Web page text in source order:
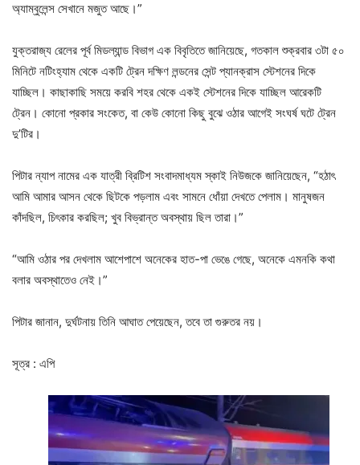
অ্যাম্বুলেন্স সেখানে মজুত আছে।”
যুক্তরাজ্য রেলের পূর্ব মিডল্যান্ড বিভাগ এক বিবৃতিতে জানিয়েছে, গতকাল শুক্রবার ৩টা ৫০
মিনিটে নটিংহ্যাম থেকে একটি ট্রেন দক্ষিণ লন্ডনের সেন্ট প্যানক্রাস স্টেশনের দিকে
যাচ্ছিল। কাছাকাছি সময়ে করবি শহর থেকে একই স্টেশনের দিকে যাচ্ছিল আরেকটি
ট্রেন। কোনো প্রকার সংকেত, বা কেউ কোনো কিছু বুঝে ওঠার আগেই সংঘর্ষ ঘটে ট্রেন
দু’টির।
পিটার ন্যাপ নামের এক যাত্রী ব্রিটিশ সংবাদমাধ্যম স্কাই নিউজকে জানিয়েছেন, “হঠাৎ
আমি আমার আসন থেকে ছিটকে পড়লাম এবং সামনে ধোঁয়া দেখতে পেলাম। মানুষজন
কাঁদছিল, চিৎকার করছিল; খুব বিভ্রান্ত অবস্থায় ছিল তারা।”
“আমি ওঠার পর দেখলাম আশেপাশে অনেকের হাত-পা ভেঙে গেছে, অনেকে এমনকি কথা
বলার অবস্থাতেও নেই।”
পিটার জানান, দুর্ঘটনায় তিনি আঘাত পেয়েছেন, তবে তা গুরুতর নয়।
সূত্র : এপি